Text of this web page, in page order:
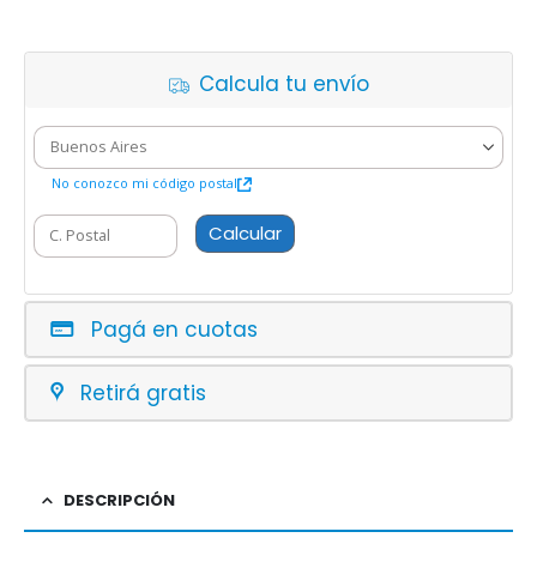
Calcula tu envío
No conozco mi código postal
Calcular
Pagá en cuotas
Retirá gratis
DESCRIPCIÓN